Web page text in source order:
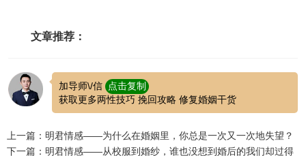
文章推荐：
加导师\/信
点击复制
获取更多两性技巧 挽回攻略 修复婚姻干货
上一篇：明君情感——为什么在婚姻里，你总是一次又一次地失望？
下一篇：明君情感——从校服到婚纱，谁也没想到婚后的我们却过得